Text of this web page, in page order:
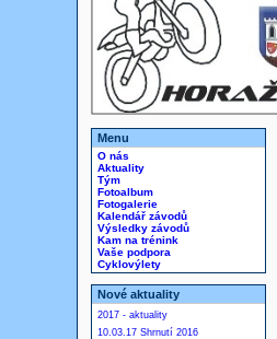
Menu
O nás
Aktuality
Tým
Fotoalbum
Fotogalerie
Kalendář závodů
Výsledky závodů
Kam na trénink
Vaše podpora
Cyklovýlety
Nové aktuality
2017 - aktuality
10.03.17 Shrnutí 2016